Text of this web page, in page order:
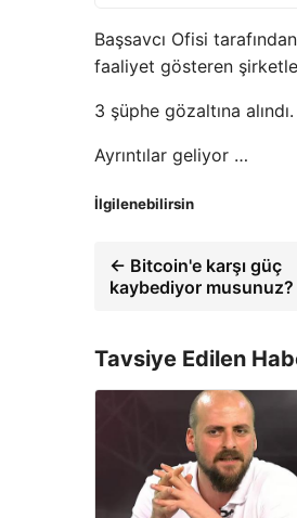
Başsavcı Ofisi
faaliyet gösteren
3 şüphe gözaltına alındı.
Ayrıntılar geliyor …
İlgilenebilirsin
← Bitcoin'e karşı güç
kaybediyor musunuz?
Tavsiye Edilen